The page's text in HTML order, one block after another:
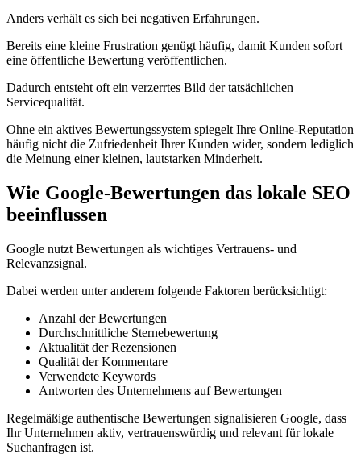
Anders verhält es sich bei negativen Erfahrungen.
Bereits eine kleine Frustration genügt häufig, damit Kunden sofort
eine öffentliche Bewertung veröffentlichen.
Dadurch entsteht oft ein verzerrtes Bild der tatsächlichen
Servicequalität.
Ohne ein aktives Bewertungssystem spiegelt Ihre Online-Reputation
häufig nicht die Zufriedenheit Ihrer Kunden wider, sondern lediglich
die Meinung einer kleinen, lautstarken Minderheit.
Wie Google-Bewertungen das lokale SEO
beeinflussen
Google nutzt Bewertungen als wichtiges Vertrauens- und
Relevanzsignal.
Dabei werden unter anderem folgende Faktoren berücksichtigt:
Anzahl der Bewertungen
Durchschnittliche Sternebewertung
Aktualität der Rezensionen
Qualität der Kommentare
Verwendete Keywords
Antworten des Unternehmens auf Bewertungen
Regelmäßige authentische Bewertungen signalisieren Google, dass
Ihr Unternehmen aktiv, vertrauenswürdig und relevant für lokale
Suchanfragen ist.